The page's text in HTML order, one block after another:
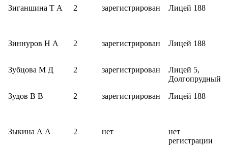
Зиганшина Т А
2 зарегистрирован Лицей 188
Зиннуров Н А 2 зарегистрирован Лицей 188
Зубцова М Д 2 зарегистрирован
Лицей 5,
Долгопрудный
Зудов В В
2 зарегистрирован Лицей 188
Зыкина А А 2 нет
нет
регистрации